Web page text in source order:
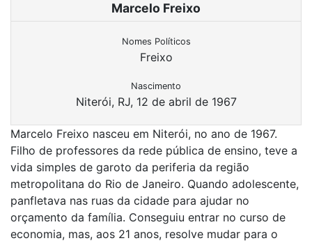
Marcelo Freixo nasceu em Niterói, no ano de 1967.
Filho de professores da rede pública de ensino, teve a
vida simples de garoto da periferia da região
metropolitana do Rio de Janeiro. Quando adolescente,
panfletava nas ruas da cidade para ajudar no
orçamento da família. Conseguiu entrar no curso de
economia, mas, aos 21 anos, resolve mudar para o
Marcelo Freixo
Nomes Políticos
Freixo
Nascimento
Niterói, RJ, 12 de abril de 1967